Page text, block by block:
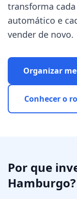
transforma
automático e
vender de novo.
Organizar
Conhecer o
Por que
Hamburgo?